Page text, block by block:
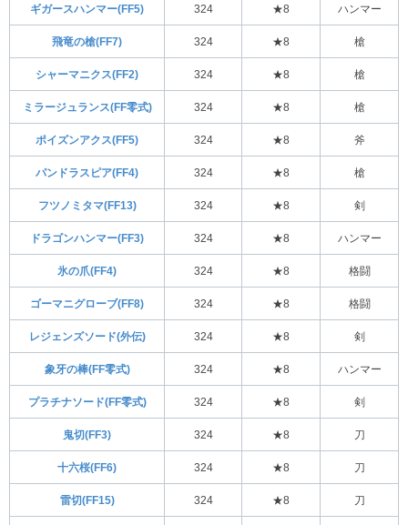
ギガースハンマー(FF5) 324 ★8 ハンマー
飛竜の槍(FF7) 324 ★8 槍
シャーマニクス(FF2) 324 ★8 槍
ミラージュランス(FF零式) 324 ★8 槍
ポイズンアクス(FF5) 324 ★8 斧
パンドラスピア(FF4) 324 ★8 槍
フツノミタマ(FF13) 324 ★8 剣
ドラゴンハンマー(FF3) 324 ★8 ハンマー
氷の爪(FF4) 324 ★8 格闘
ゴーマニグローブ(FF8) 324 ★8 格闘
レジェンズソード(外伝) 324 ★8 剣
象牙の棒(FF零式) 324 ★8 ハンマー
プラチナソード(FF零式) 324 ★8 剣
鬼切(FF3) 324 ★8 刀
十六桜(FF6) 324 ★8 刀
雷切(FF15) 324 ★8 刀